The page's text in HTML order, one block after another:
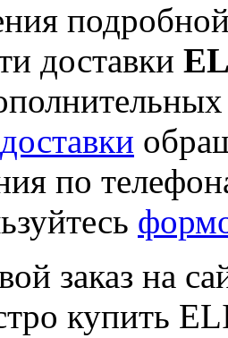
доставки
по
заказ на
купить